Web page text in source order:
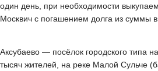
один день, при необходимости
Москвич с погашением долга из суммы
Аксубаево — посёлок городского типа
тысяч жителей, на реке Малой Сульче